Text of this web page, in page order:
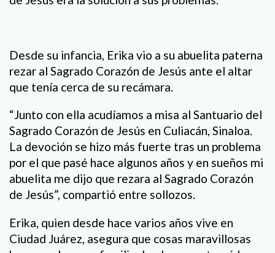
Desde su infancia, Erika vio a su abuelita paterna
rezar al Sagrado Corazón de Jesús ante el altar
que tenía cerca de su recámara.
“Junto con ella acudíamos a misa al Santuario del
Sagrado Corazón de Jesús en Culiacán, Sinaloa.
La devoción se hizo más fuerte tras un problema
por el que pasé hace algunos años y en sueños mi
abuelita me dijo que rezara al Sagrado Corazón
de Jesús”, compartió entre sollozos.
Erika, quien desde hace varios años vive en
Ciudad Juárez, asegura que cosas maravillosas